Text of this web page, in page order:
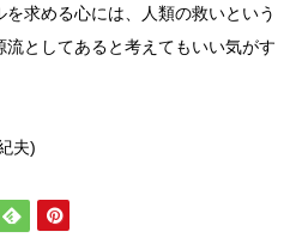
求める心には、人類の救いという
としてあると考えてもいい気がす
夫)